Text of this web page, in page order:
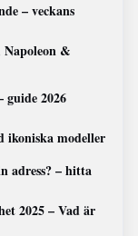
– veckans
Napoleon &
2026
ikoniska modeller
adress? – hitta
2025 – Vad är